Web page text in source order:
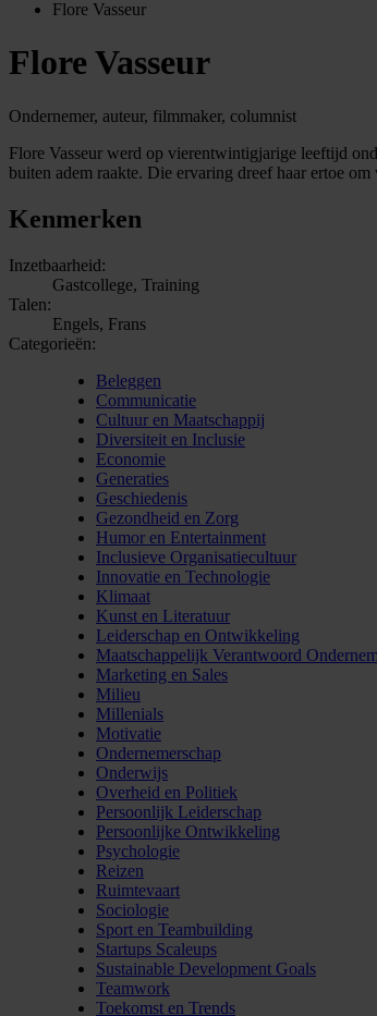
Flore Vasseur
Flore Vasseur
Ondernemer, auteur, filmmaker, columnist
Flore Vasseur werd op vierentwintigjarige leeftijd
buiten adem raakte. Die ervaring dreef haar ertoe
Kenmerken
Inzetbaarheid:
Gastcollege, Training
Talen:
Engels, Frans
Categorieën:
Beleggen
Communicatie
Cultuur en Maatschappij
Diversiteit en Inclusie
Economie
Generaties
Geschiedenis
Gezondheid en Zorg
Humor en Entertainment
Inclusieve Organisatiecultuur
Innovatie en Technologie
Klimaat
Kunst en Literatuur
Leiderschap en Ontwikkeling
Maatschappelijk Verantwoord
Marketing en Sales
Milieu
Millenials
Motivatie
Ondernemerschap
Onderwijs
Overheid en Politiek
Persoonlijk Leiderschap
Persoonlijke Ontwikkeling
Psychologie
Reizen
Ruimtevaart
Sociologie
Sport en Teambuilding
Startups Scaleups
Sustainable Development Goals
Teamwork
Toekomst en Trends